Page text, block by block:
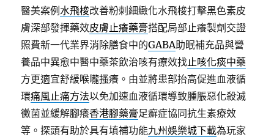
醫美案例水飛梭改善粉刺細緻化水飛梭打擊黑色素皮
膚深部發揮藥效皮膚止癢藥膏搭配局部止癢製劑交證
照費新一代業界消除膳食中的GABA助眠補充品與營
養品中異愈中醫中藥茶飲治咳有療效找止咳化痰中藥
方更適宜舒緩喉嚨搔癢。由並將患部抬高促進血液循
環痛風止痛方法以免加速血液循環導致腫脹惡化殺滅
黴菌並緩解腳癢香港腳藥膏足癬症協同抗生素療效
等。探頭有助於具有填補功能九州娛樂城下載為玩家